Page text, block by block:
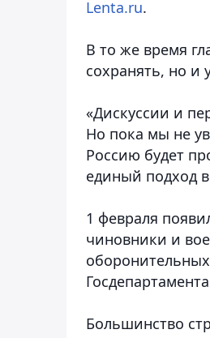
Lenta.ru.
В то же время
сохранять, но и
«Дискуссии и
Но пока мы не
Россию будет
единый подход
1 февраля
чиновники и
Большинство